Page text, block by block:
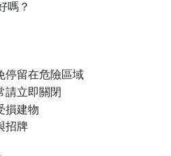
嗎？
停留在危險區域
請立即關閉
損建物
招牌